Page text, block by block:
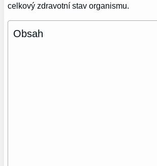
celkový zdravotní stav organismu.
Obsah